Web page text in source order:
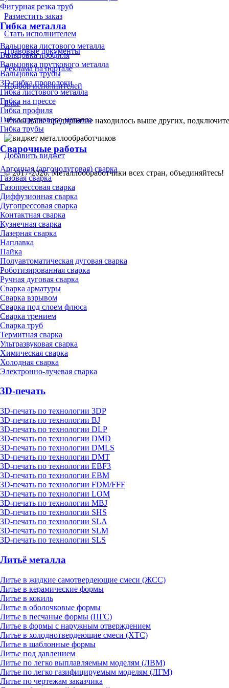
Фигурная резка труб
Гибка металла
Вальцовка листового металла
Вальцовка профиля
Вальцовка пруткового металла
Вальцовка трубы
3D-гибка проволоки
Гибка листового металла
Гибка на прессе
Гибка профиля
Гибка пруткового металла
Гибка трубы
Сварочные работы
Аргонная (аргонодуговая) сварка
Газовая сварка
Газопрессовая сварка
Диффузионная сварка
Дугопрессовая сварка
Контактная сварка
Кузнечная сварка
Лазерная сварка
Наплавка
Пайка
Полуавтоматическая дуговая сварка
Роботизированная сварка
Ручная дуговая сварка
Сварка арматуры
Сварка взрывом
Сварка под слоем флюса
Сварка трением
Сварка труб
Термитная сварка
Ультразвуковая сварка
Химическая сварка
Холодная сварка
Электронно-лучевая сварка
3D-печать
3D-печать по технологии 3DP
3D-печать по технологии BJ
3D-печать по технологии DLP
3D-печать по технологии DMD
3D-печать по технологии DMLS
3D-печать по технологии DMT
3D-печать по технологии EBF3
3D-печать по технологии EBM
3D-печать по технологии FDM/FFF
3D-печать по технологии LOM
3D-печать по технологии MBJ
3D-печать по технологии SHS
3D-печать по технологии SLA
3D-печать по технологии SLM
3D-печать по технологии SLS
Литьё металла
Литье в жидкие самотвердеющие смеси (ЖСС)
Литье в керамические формы
Литье в кокиль
Литье в оболочковые формы
Литье в песчаные формы (ПГС)
Литье в формы с наружным отверждением
Литье в холоднотвердеющие смеси (ХТС)
Литье в шаблонные формы
Литье под давлением
Литье по легко выплавляемым моделям (ЛВМ)
Литье по легко газифицируемым моделям (ЛГМ)
Литье по чертежам заказчика
Разместить заказ
Стать исполнителем
Правовые документы
Реклама на портале
Подбор исполнителей
Блог
Чтобы ваше предприятие находилось выше других,
Добавить виджет
© 2017-2026. Металлообработчики всех стран, объединяйтесь!